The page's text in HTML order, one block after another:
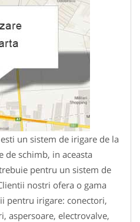
un sistem de irigare de la
de schimb, in aceasta
pentru un sistem de
nostri ofera o gama
pentru irigare: conectori,
aspersoare, electrovalve,